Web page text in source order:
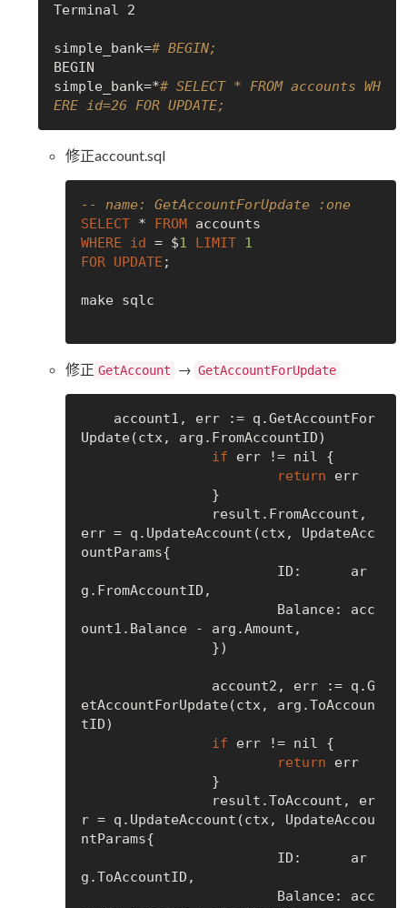
Terminal 2
simple_bank=# BEGIN;
BEGIN
simple_bank=*# SELECT * FROM accounts WH
ERE id=26 FOR UPDATE;
修正account.sql
-- name: GetAccountForUpdate :one
SELECT * FROM
WHERE
id = $1 LIMIT 1
FOR UPDATE ;
make sqlc
修正 GetAccount → GetAccountForUpdate
Update(ctx, arg.FromAccountID)
if err != nil {
return err
err = q.UpdateAccount(ctx, UpdateAcc
ountParams{
g.FromAccountID,
ount1.Balance - arg.Amount,
etAccountForUpdate(ctx, arg.ToAccoun
tID)
if err != nil {
return err
r = q.UpdateAccount(ctx, UpdateAccou
ntParams{
g.ToAccountID,